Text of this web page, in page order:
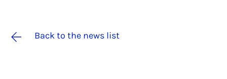
Back to the news list